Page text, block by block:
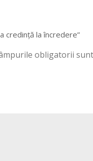
credință la încredere”
obligatorii